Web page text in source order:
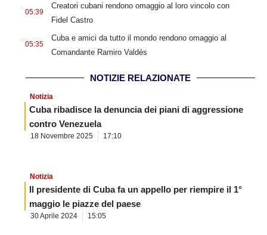
05:39
Creatori cubani rendono omaggio al loro vincolo con
Fidel Castro
05:35
Cuba e amici da tutto il mondo rendono omaggio al
Comandante Ramiro Valdés
NOTIZIE RELAZIONATE
Notizia
Cuba ribadisce la denuncia dei piani di aggressione
contro Venezuela
18 Novembre 2025 17:10
Notizia
Il presidente di Cuba fa un appello per riempire il 1°
maggio le piazze del paese
30 Aprile 2024 15:05